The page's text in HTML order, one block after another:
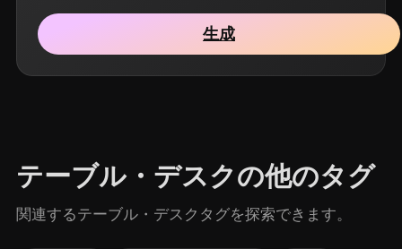
生成
テーブル・デスクの他のタグ
関連するテーブル・デスクタグを探索できます。